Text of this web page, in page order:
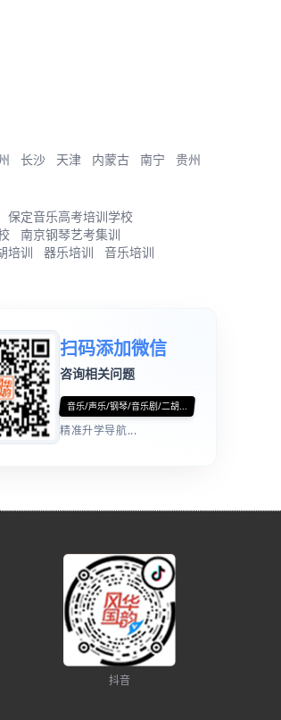
长沙 天津 内蒙古 南宁
贵州
保定音乐高考培训学校
南京钢琴艺考集训
培训 器乐培训
音乐培训
扫码添加微信
咨询相关问题
音乐/声乐/钢琴/音乐剧/二胡...
精准升学导航...
抖音